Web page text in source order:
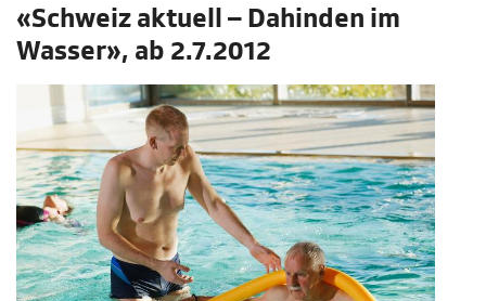
«Schweiz aktuell – Dahinden im
Wasser», ab 2.7.2012